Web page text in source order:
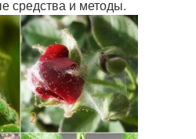
средства и методы.